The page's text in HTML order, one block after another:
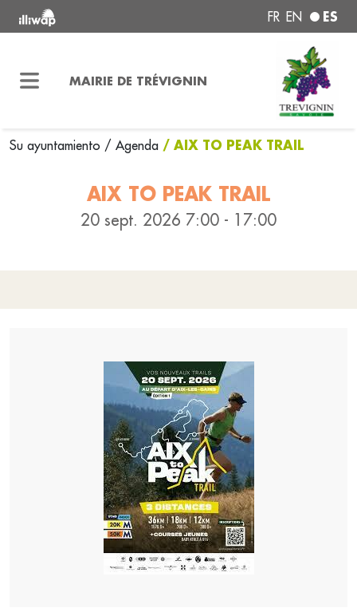
FR EN ES
MAIRIE DE TRÉVIGNIN
Su ayuntamiento / Agenda / AIX TO PEAK TRAIL
AIX TO PEAK TRAIL
20 sept. 2026 7:00 - 17:00